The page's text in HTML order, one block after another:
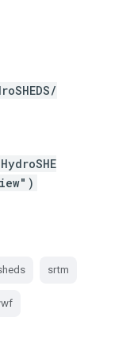
srtm